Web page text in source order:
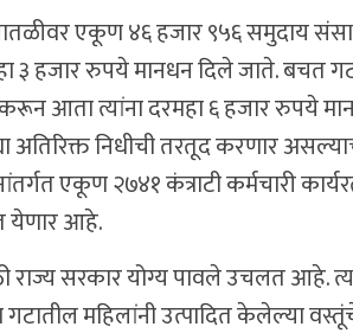
एकूण ४६ हजार ९५६ समुदाय
३ हजार रुपये मानधन दिले जाते. बचत
आता त्यांना दरमहा ६ हजार रुपये
निधीची तरतूद करणार
एकूण २७४१ कंत्राटी कर्मचारी
येणार आहे.
राज्य सरकार योग्य पावले उचलत आहे.
महिलांनी उत्पादित केलेल्या